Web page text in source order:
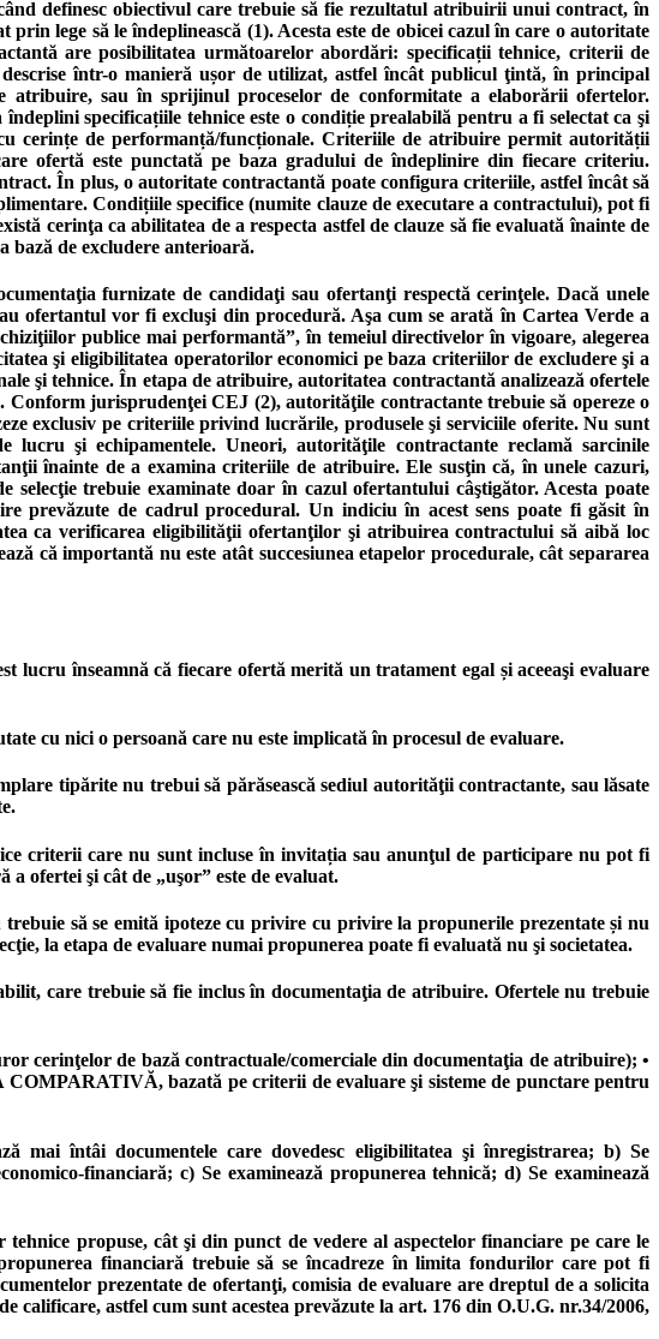
definesc obiectivul care trebuie să fie rezultatul atribuirii unui contract, în
lege să le îndeplinească (1). Acesta este de obicei cazul în care o autoritate
are posibilitatea următoarelor abordări: specificații tehnice, criterii de
într-o manieră ușor de utilizat, astfel încât publicul ţintă, în principal
sau în sprijinul proceselor de conformitate a elaborării ofertelor.
specificațiile tehnice este o condiție prealabilă pentru a fi selectat ca şi
cerințe de performanță/funcționale. Criteriile de atribuire permit autorității
ofertă este punctată pe baza gradului de îndeplinire din fiecare criteriu.
În plus, o autoritate contractantă poate configura criteriile, astfel încât să
Condițiile specifice (numite clauze de executare a contractului), pot fi
cerinţa ca abilitatea de a respecta astfel de clauze să fie evaluată înainte de
bază de excludere anterioară.
furnizate de candidaţi sau ofertanţi respectă cerinţele. Dacă unele
ofertantul vor fi excluşi din procedură. Aşa cum se arată în Cartea Verde a
publice mai performantă”, în temeiul directivelor în vigoare, alegerea
şi eligibilitatea operatorilor economici pe baza criteriilor de excludere şi a
şi tehnice. În etapa de atribuire, autoritatea contractantă analizează ofertele
Conform jurisprudenţei CEJ (2), autorităţile contractante trebuie să opereze o
exclusiv pe criteriile privind lucrările, produsele şi serviciile oferite. Nu sunt
şi echipamentele. Uneori, autorităţile contractante reclamă sarcinile
înainte de a examina criteriile de atribuire. Ele susţin că, în unele cazuri,
trebuie examinate doar în cazul ofertantului câştigător. Acesta poate
prevăzute de cadrul procedural. Un indiciu în acest sens poate fi găsit în
ca verificarea eligibilităţii ofertanţilor şi atribuirea contractului să aibă loc
că importantă nu este atât succesiunea etapelor procedurale, cât separarea
înseamnă că fiecare ofertă merită un tratament egal și aceeaşi evaluare
cu nici o persoană care nu este implicată în procesul de evaluare.
tipărite nu trebui să părăsească sediul autorităţii contractante, sau lăsate
criterii care nu sunt incluse în invitația sau anunţul de participare nu pot fi
ofertei şi cât de „uşor” este de evaluat.
să se emită ipoteze cu privire cu privire la propunerile prezentate și nu
la etapa de evaluare numai propunerea poate fi evaluată nu şi societatea.
care trebuie să fie inclus în documentaţia de atribuire. Ofertele nu trebuie
de bază contractuale/comerciale din documentaţia de atribuire); •
bazată pe criterii de evaluare şi sisteme de punctare pentru
întâi documentele care dovedesc eligibilitatea şi înregistrarea; b) Se
financiară; c) Se examinează propunerea tehnică; d) Se examinează
propuse, cât şi din punct de vedere al aspectelor financiare pe care le
financiară trebuie să se încadreze în limita fondurilor care pot fi
prezentate de ofertanţi, comisia de evaluare are dreptul de a solicita
astfel cum sunt acestea prevăzute la art. 176 din O.U.G. nr.34/2006,